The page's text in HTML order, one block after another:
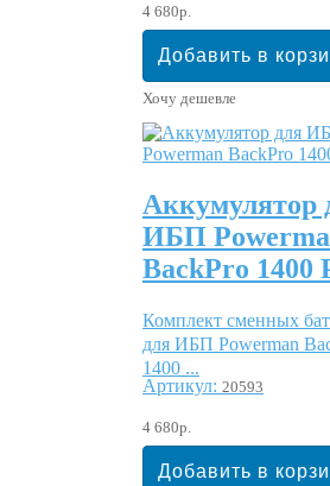
4 680р.
Хочу дешевле
Аккумулятор
ИБП
BackPro 1400
Комплект сменных
для ИБП Powerman
1400 ...
Артикул: 20593
4 680р.